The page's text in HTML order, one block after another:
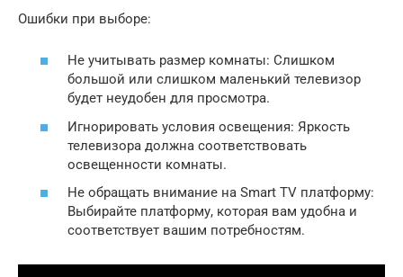
Ошибки при выборе:
Не учитывать размер комнаты: Слишком
большой или слишком маленький телевизор
будет неудобен для просмотра.
Игнорировать условия освещения: Яркость
телевизора должна соответствовать
освещенности комнаты.
Не обращать внимание на Smart TV платформу:
Выбирайте платформу, которая вам удобна и
соответствует вашим потребностям.